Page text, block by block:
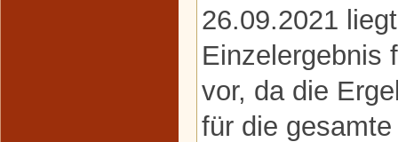
26.09.2021
Einzelergebnis
vor, da die
für die